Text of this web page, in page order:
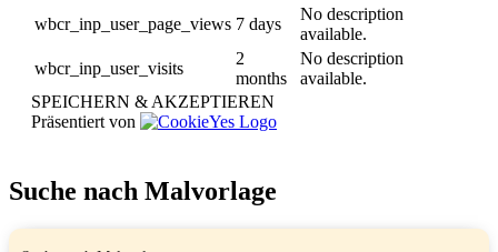
wbcr_inp_user_page_views 7 days
No description
available.
wbcr_inp_user_visits
2
months
No description
available.
SPEICHERN & AKZEPTIEREN
Präsentiert von
Suche nach Malvorlage